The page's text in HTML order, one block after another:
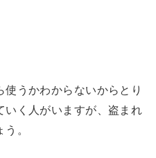
うかわからないからとり
いく人がいますが、盗まれ
。